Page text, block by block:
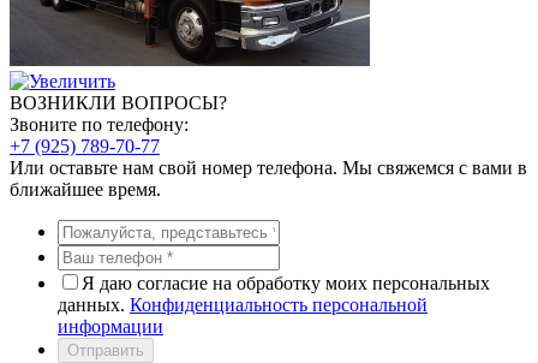
ВОЗНИКЛИ ВОПРОСЫ?
Звоните по телефону:
+7 (925) 789-70-77
Или оставьте нам свой номер телефона. Мы свяжемся с вами в
ближайшее время.
Я даю согласие на обработку моих персональных
данных. Конфиденциальность персональной
информации
Отправить